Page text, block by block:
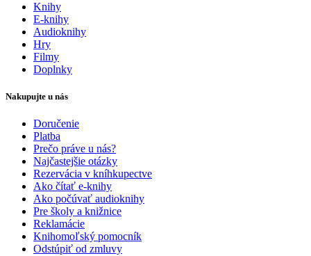
Knihy
E-knihy
Audioknihy
Hry
Filmy
Doplnky
Nakupujte u nás
Doručenie
Platba
Prečo práve u nás?
Najčastejšie otázky
Rezervácia v kníhkupectve
Ako čítať e-knihy
Ako počúvať audioknihy
Pre školy a knižnice
Reklamácie
Knihomoľský pomocník
Odstúpiť od zmluvy